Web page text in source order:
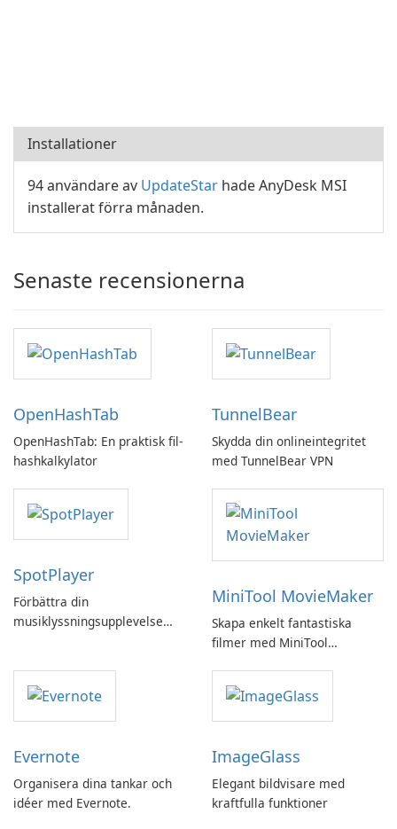
Installationer
94 användare av UpdateStar hade AnyDesk MSI
installerat förra månaden.
Senaste recensionerna
OpenHashTab
OpenHashTab: En praktisk fil-
hashkalkylator
TunnelBear
Skydda din onlineintegritet
med TunnelBear VPN
SpotPlayer
Förbättra din
musiklyssningsupplevelse
MiniTool MovieMaker
Skapa enkelt fantastiska
filmer med MiniTool
Evernote
Organisera dina tankar och
idéer med Evernote.
ImageGlass
Elegant bildvisare med
kraftfulla funktioner